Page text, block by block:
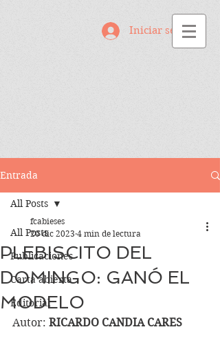
Iniciar sesión
Entrada
All Posts
Publicaciones
Carta abierta
Editorial
All Posts
PLEBISCITO DEL
DOMINGO: GANÓ EL
MODELO
fcabieses
20 dic 2023 4 min de lectura
Autor: RICARDO CANDIA CARES